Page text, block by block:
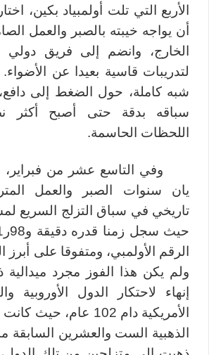
الأربع التي تلت أولمبياد بكين،
أن يواجه خيبته بالصبر والعمل
الخارج، وانضم إلى فريق
لتدريبات قاسية بعيدا عن
شبه كاملة، حول الضغط إلى
سباقه بدقة حتى أصبح أكثر
اللحظات الحاسمة.
وفي التاسع عشر من فبراير،
يان سنوات الصبر والعمل
الرقم الأولمبي، ومتفوقا على
ولم يكن هذا الفوز مجرد ميدالية
إنهاء لاحتكار الدول الأوروبية
الأمريكية دام 102 عام،